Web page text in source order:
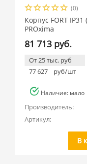
(0)
Корпус FORT IP31
PROxima
81 713 руб.
От 25 тыс. руб
77 627
руб/шт
Наличие: мало
Производитель:
Артикул:
В